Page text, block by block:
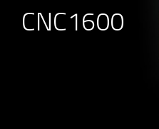
CNC1600